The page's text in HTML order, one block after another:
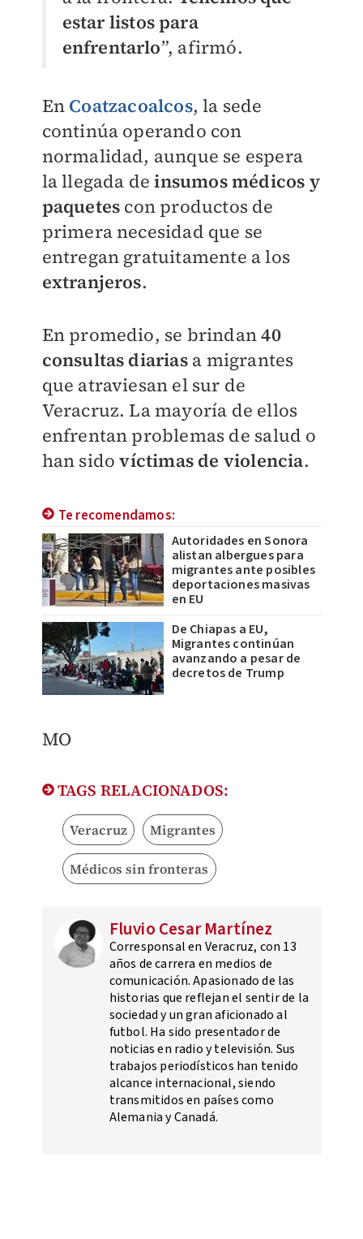
estar listos para
enfrentarlo”, afirmó.
En Coatzacoalcos, la sede
continúa operando con
normalidad, aunque se espera
la llegada deinsumos médicos y
paquetes con productos de
primera necesidad que se
entregan gratuitamente a los
extranjeros.
En promedio, se brindan40
consultas diariasa migrantes
que atraviesan el sur de
Veracruz. La mayoría de ellos
enfrentan problemas de salud o
han sidovíctimas de violencia.
Te recomendamos:
Autoridades en Sonora
alistan albergues para
migrantes ante posibles
deportaciones masivas
en EU
De Chiapas a EU,
Migrantes continúan
avanzando a pesar de
decretos de Trump
MO
TAGS RELACIONADOS:
Veracruz Migrantes
Médicos sin fronteras
Fluvio Cesar Martínez
Corresponsal en Veracruz, con 13
años de carrera en medios de
comunicación. Apasionado de las
historias que reflejan el sentir de la
sociedad y un gran aficionado al
futbol. Ha sido presentador de
noticias en radio y televisión. Sus
trabajos periodísticos han tenido
alcance internacional, siendo
transmitidos en países como
Alemania y Canadá.